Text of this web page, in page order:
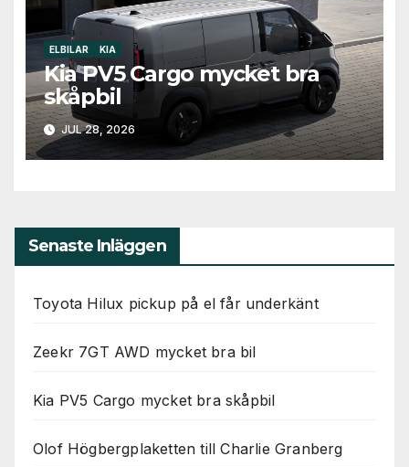
ELBILAR KIA
Kia PV5 Cargo mycket bra
skåpbil
JUL 28, 2026
Senaste Inläggen
Toyota Hilux pickup på el får underkänt
Zeekr 7GT AWD mycket bra bil
Kia PV5 Cargo mycket bra skåpbil
Olof Högbergplaketten till Charlie Granberg